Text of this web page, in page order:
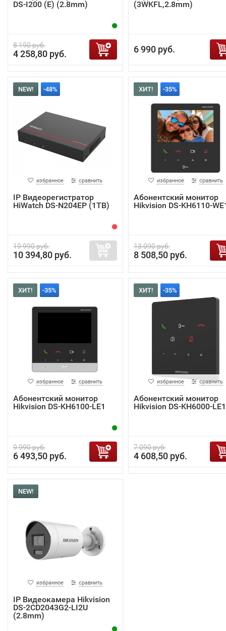
DS-I200 (E) (2.8mm)
8 190 руб.
4 258,80 руб.
(3WKFL,2.8mm)
6 990 руб.
NEW! -48%
избранное сравнить
IP Видеорегистратор
HiWatch DS-N204EP (1TB)
19 990 руб.
10 394,80 руб.
ХИТ! -35%
избранное сравнить
Абонентский монитор
Hikvision DS-KH6110-
13 090 руб.
8 508,50 руб.
ХИТ! -35%
избранное сравнить
Абонентский монитор
Hikvision DS-KH6100-LE1
9 990 руб.
6 493,50 руб.
ХИТ! -35%
избранное сравнить
Абонентский монитор
Hikvision DS-KH6000-LE1
7 090 руб.
4 608,50 руб.
NEW!
избранное сравнить
IP Видеокамера Hikvision
DS-2CD2043G2-LI2U
(2.8mm)